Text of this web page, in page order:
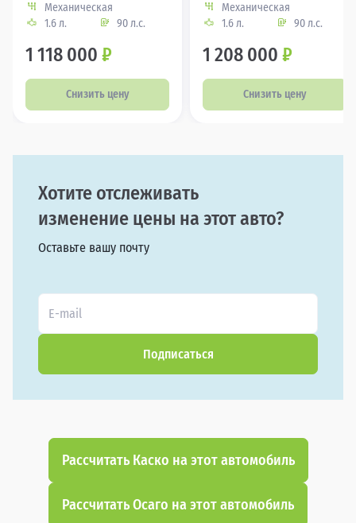
Механическая
1.6 л.
90 л.с.
1 118 000 ₽
Снизить цену
Механическая
1.6 л.
90 л.с.
1 208 000 ₽
Снизить цену
Хотите отслеживать
изменение цены на этот авто?
Оставьте вашу почту
Подписаться
Рассчитать Каско на этот автомобиль
Рассчитать Осаго на этот автомобиль